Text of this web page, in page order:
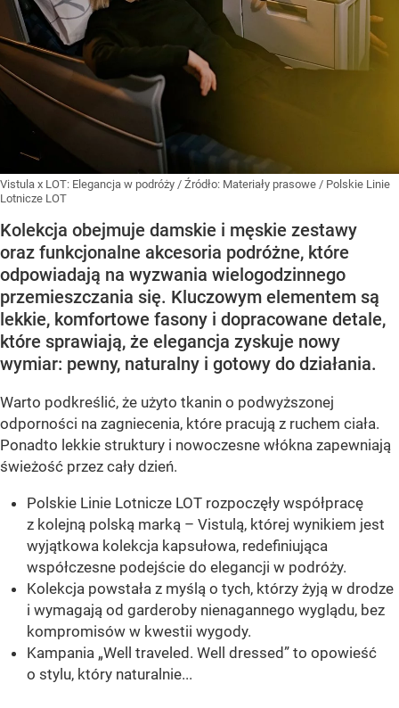
Vistula x LOT: Elegancja w podróży / Źródło: Materiały prasowe / Polskie Linie
Lotnicze LOT
Kolekcja obejmuje damskie i męskie zestawy
oraz funkcjonalne akcesoria podróżne, które
odpowiadają na wyzwania wielogodzinnego
przemieszczania się. Kluczowym elementem są
lekkie, komfortowe fasony i dopracowane detale,
które sprawiają, że elegancja zyskuje nowy
wymiar: pewny, naturalny i gotowy do działania.
Warto podkreślić, że użyto tkanin o podwyższonej
odporności na zagniecenia, które pracują z ruchem ciała.
Ponadto lekkie struktury i nowoczesne włókna zapewniają
świeżość przez cały dzień.
Polskie Linie Lotnicze LOT rozpoczęły współpracę
z kolejną polską marką – Vistulą, której wynikiem jest
wyjątkowa kolekcja kapsułowa, redefiniująca
współczesne podejście do elegancji w podróży.
Kolekcja powstała z myślą o tych, którzy żyją w drodze
i wymagają od garderoby nienagannego wyglądu, bez
kompromisów w kwestii wygody.
Kampania „Well traveled. Well dressed” to opowieść
o stylu, który naturalnie...